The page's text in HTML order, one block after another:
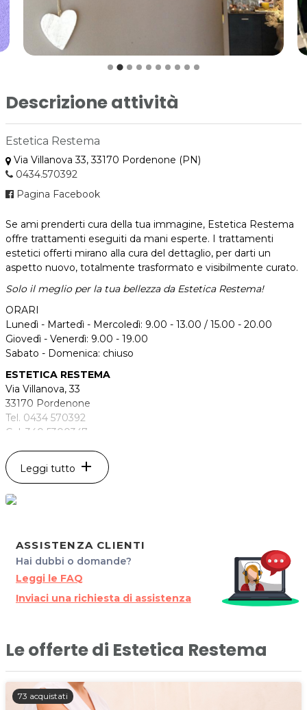
Descrizione attività
Estetica Restema
Via Villanova 33, 33170 Pordenone (PN)
0434.570392
Pagina Facebook
Se ami prenderti cura della tua immagine, Estetica Restema
offre trattamenti eseguiti da mani esperte. I trattamenti
estetici offerti mirano alla cura del dettaglio, per darti un
aspetto nuovo, totalmente trasformato e visibilmente curato.
Solo il meglio per la tua bellezza da Estetica Restema!
ORARI
Lunedì - Martedì - Mercoledì: 9.00 - 13.00 / 15.00 - 20.00
Giovedì - Venerdì: 9.00 - 19.00
Sabato - Domenica: chiuso
ESTETICA RESTEMA
Via Villanova, 33
33170 Pordenone
Tel. 0434 570392
Cel. 340 5300347
Per ulteriori informazioni sull'offerta o sulle modalità di
acquisto scrivi aposta@espevia.it
Leggi tutto add
ASSISTENZA CLIENTI
Hai dubbi o domande?
Leggi le FAQ
Inviaci una richiesta di assistenza
Le offerte di Estetica Restema
73 acquistati